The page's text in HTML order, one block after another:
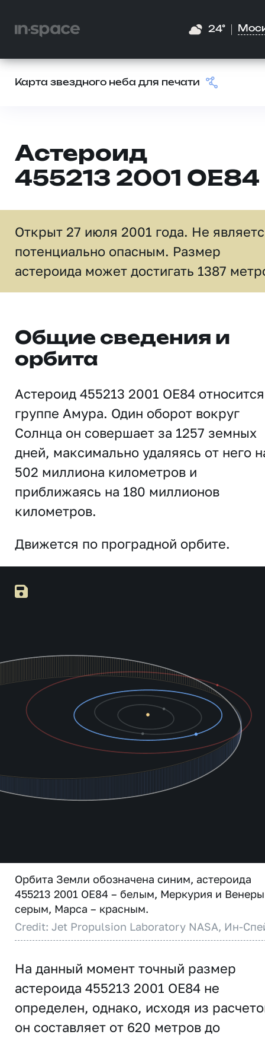
24°
Карта звездного неба для печати
Астероид
455213 2001 OE84
Открыт 27 июля 2001 года. Не
потенциально опасным. Размер
астероида может достигать 1387
Общие сведения и
орбита
Астероид 455213 2001 OE84
группе Амура. Один оборот вокруг
Солнца он совершает за 1257 земных
дней, максимально удаляясь от него
502 миллиона километров и
приближаясь на 180 миллионов
километров.
Движется по проградной орбите.
Орбита Земли обозначена синим, астероида
455213 2001 OE84 – белым, Меркурия и
серым, Марса – красным.
Credit: Jet Propulsion Laboratory NASA, Ин-
На данный момент точный размер
астероида 455213 2001 OE84 не
определен, однако, исходя из
он составляет от 620 метров до